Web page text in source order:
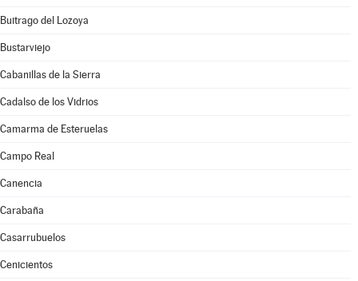
Buitrago del Lozoya
Bustarviejo
Cabanillas de la Sierra
Cadalso de los Vidrios
Camarma de Esteruelas
Campo Real
Canencia
Carabaña
Casarrubuelos
Cenicientos